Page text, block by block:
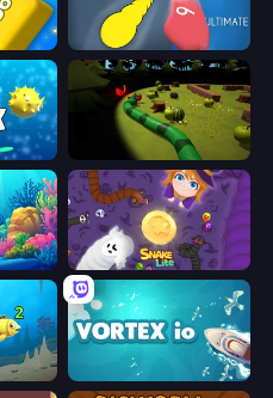
Helix Snake
Axy Snake 3D
Snake Lite
Hungry Ocean: Eat, Feed and Grow Fish Vortex.io